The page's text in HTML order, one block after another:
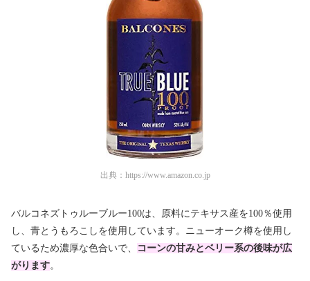
出典： https://www.amazon.co.jp
バルコネズトゥルーブルー100は、原料にテキサス産を100％使用
し、青とうもろこしを使用しています。ニューオーク樽を使用し
ているため濃厚な色合いで、
コーンの甘みとベリー系の後味が広
がります。